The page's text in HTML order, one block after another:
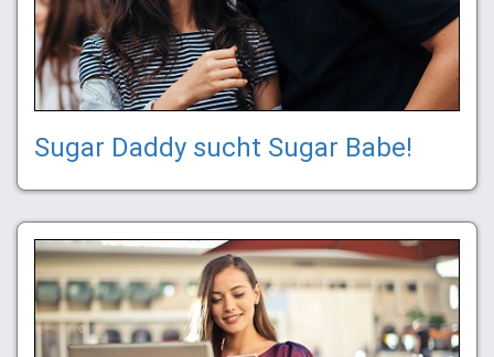
Sugar Daddy sucht Sugar Babe!